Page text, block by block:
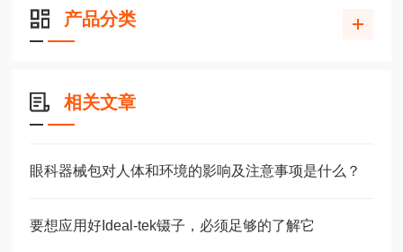
产品分类
相关文章
眼科器械包对人体和环境的影响及注意事项是什么？
要想应用好Ideal-tek镊子，必须足够的了解它